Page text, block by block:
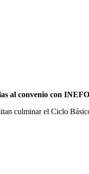
al convenio con
culminar el Ciclo